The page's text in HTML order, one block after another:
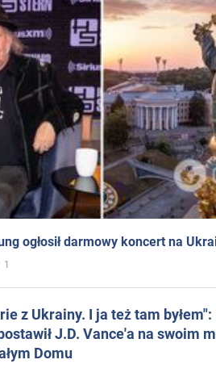
ogłosił darmowy koncert na
1
z Ukrainy. I ja też tam
J.D. Vance'a na swoim
Domu